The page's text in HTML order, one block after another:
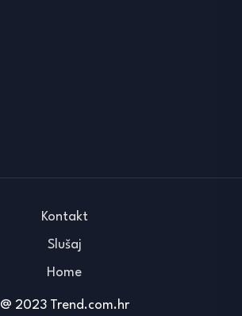
@ 2023 Trend.com.hr
Kontakt
Slušaj
Home